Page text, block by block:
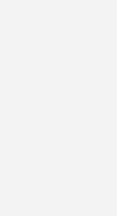
und
über
ist
finden Sie